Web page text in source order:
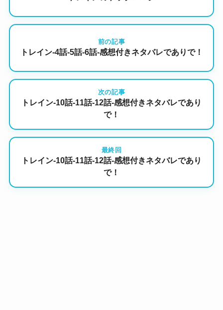
前の記事
トレイン-4話-5話-6話-感想付きネタバレでありで！
次の記事
トレイン-10話-11話-12話-感想付きネタバレであり
で！
最終回
トレイン-10話-11話-12話-感想付きネタバレであり
で！